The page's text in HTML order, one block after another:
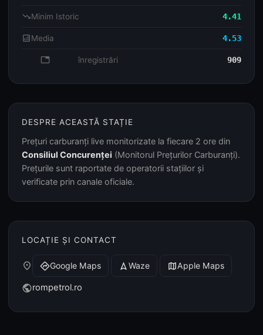
trending_downMinim Istoric 4.41
analyticsMedia 4.53
database înregistrări 909
DESPRE ACEASTĂ STAȚIE
Prețuri carburanți live monitorizate la fiecare 2 ore din
Consiliul Concurenței (Monitorul Prețurilor Carburanți).
Prețurile sunt raportate de operatorii stațiilor și
verificate prin canale oficiale.
LOCAȚIE ȘI CONTACT
place directionsGoogle Maps navigation Waze mapApple Maps
publicrompetrol.ro